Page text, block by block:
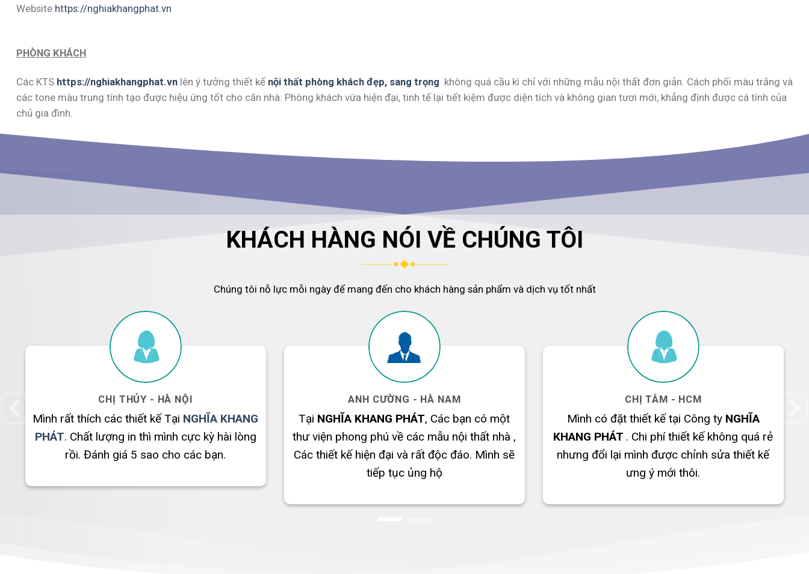
Website https://nghiakhangphat.vn
PHÒNG KHÁCH
Các KTS https://nghiakhangphat.vn lên ý tưởng thiết kếnội thất phòng khách đẹp, sang trọng không quá cầu kì chỉ với những mẫu nội thất đơn giản. Cách phối màu trắng và
các tone màu trung tính tạo được hiệu ứng tốt cho căn nhà. Phòng khách vừa hiện đại, tinh tế lại tiết kiệm được diện tích và không gian tươi mới, khẳng định được cá tính của
chủ gia đình.
KHÁCH HÀNG NÓI VỀ CHÚNG TÔI
Chúng tôi nỗ lực mỗi ngày để mang đến cho khách hàng sản phẩm và dịch vụ tốt nhất
CHỊ THỦY - HÀ NỘI
Mình rất thích các thiết kế Tại NGHĨA KHANG
PHÁT. Chất lượng in thì mình cực kỳ hài lòng
rồi. Đánh giá 5 sao cho các bạn.
ANH CƯỜNG - HÀ NAM
Tại NGHĨA KHANG PHÁT, Các bạn có một
thư viện phong phú về các mẫu nội thất nhà ,
Các thiết kế hiện đại và rất độc đáo. Mình sẽ
tiếp tục ủng hộ
CHỊ TÂM - HCM
Mình có đặt thiết kế tại Công ty NGHĨA
KHANG PHÁT . Chi phí thiết kế không quá rẻ
nhưng đổi lại mình được chỉnh sửa thiết kế
ưng ý mới thôi.